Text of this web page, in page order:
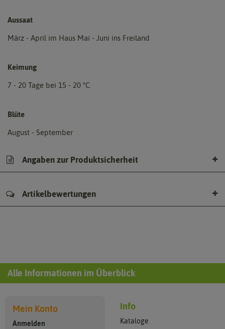
Aussaat
März - April im Haus Mai - Juni ins Freiland
Keimung
7 - 20 Tage bei 15 - 20 °C
Blüte
August - September
Angaben zur Produktsicherheit
Artikelbewertungen
Alle Informationen im Überblick
Mein Konto
Anmelden
Info
Kataloge